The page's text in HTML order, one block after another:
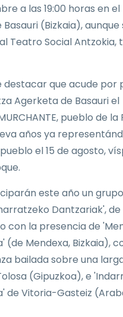
a las 19:00 horas en el
(Bizkaia), aunque
Teatro Social Antzokia,
destacar que acude por
Agerketa de Basauri el
pueblo de la
años ya
el 15 de agosto,
este año un
Dantzariak', de
con la presencia de
(de Mendexa, Bizkaia),
bailada sobre una
(Gipuzkoa), e
de Vitoria-Gasteiz